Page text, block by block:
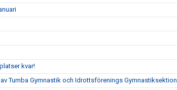
kvar!
Tumba Gymnastik och Idrottsförenings Gymnastiksektion